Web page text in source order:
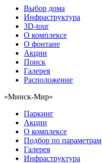
Выбор дома
Инфраструктура
3D-tour
О комплексе
О фонтане
Акции
Поиск
Галерея
Расположение
«Минск-Мир»
Паркинг
Акции
О комплексе
Подбор по параметрам
Галерея
Инфраструктура